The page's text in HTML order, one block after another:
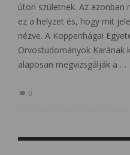
úton születnek. Az
ez a helyzet és, hogy mit
nézve. A Koppenhágai
Orvostudományok
alaposan megvizsgálják a …
0